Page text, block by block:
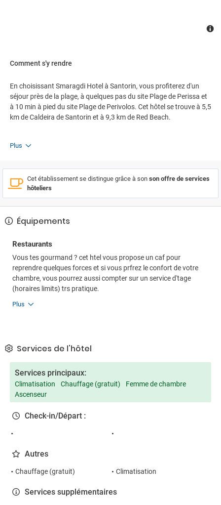
Comment s'y rendre
En choisissant Smaragdi Hotel à Santorin, vous profiterez d'un
séjour près de la plage, à quelques pas du site Plage de Perissa et
à 10 min à pied du site Plage de Perivolos. Cet hôtel se trouve à 5,5
km de Caldeira de Santorin et à 9,3 km de Red Beach.
Plus
Cet établissement se distingue grâce à son son offre de services
hôteliers
Équipements
Restaurants
Vous tes gourmand ? cet htel vous propose un caf pour
reprendre quelques forces et si vous prfrez le confort de votre
chambre, vous pourrez aussi compter sur un service d'tage
(horaires limits) trs pratique.
Plus
Services de l'hôtel
Services principaux:
Climatisation Chauffage (gratuit)
Femme de chambre
Ascenseur
Check-in/Départ :
Autres
Chauffage (gratuit) Climatisation
Services supplémentaires